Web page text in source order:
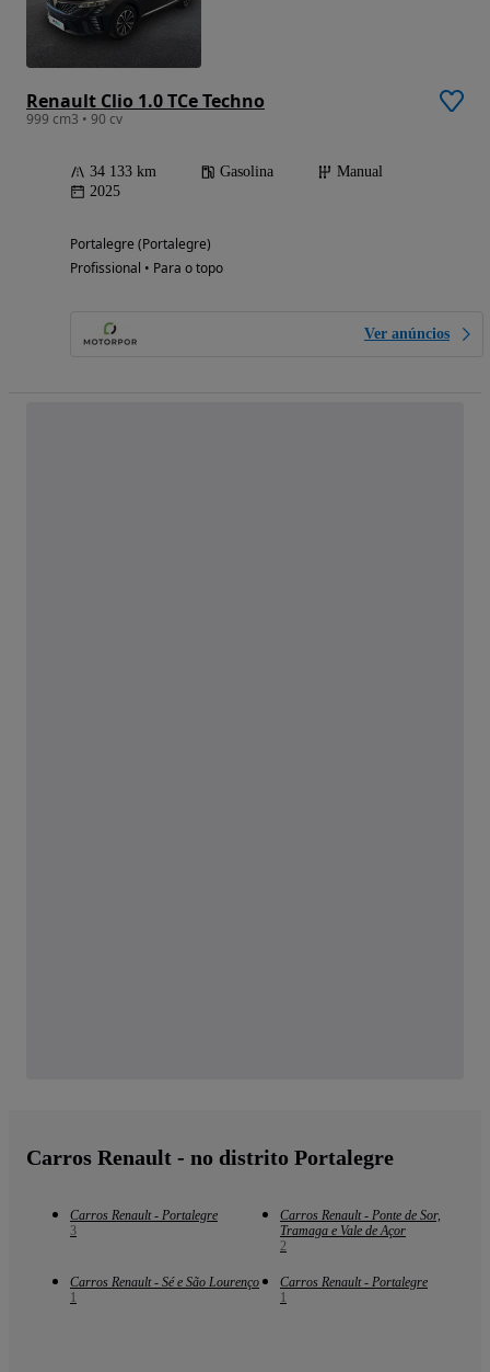
Renault Clio 1.0 TCe Techno
999 cm3 • 90 cv
34 133 km Gasolina
Manual
2025
Portalegre (Portalegre)
Profissional • Para o topo
Ver anúncios
Carros Renault - no distrito Portalegre
Carros Renault - Portalegre
3
Carros Renault - Ponte de Sor,
Tramaga e Vale de Açor
2
Carros Renault - Sé e São Lourenço
1
Carros Renault - Portalegre
1